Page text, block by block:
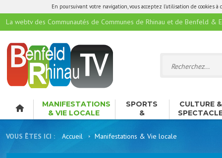
En poursuivant votre navigation, vous acceptez l'utilisation de cookies
La webtv des Communautés de Communes de Rhinau et de Benfeld &
MANIFESTATIONS
& VIE LOCALE
SPORTS
&
LOISIRS
CULTURE &
VOUS ÊTES ICI : Accueil Manifestations & Vie locale